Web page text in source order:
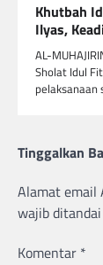
Khutbah
Ilyas,
AL-
Sholat Idul
Tinggalkan
Alamat email
wajib ditandai
Komentar *